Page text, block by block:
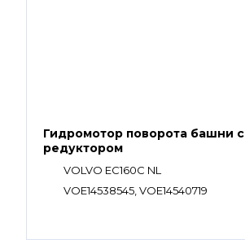
Гидромотор поворота башни с
редуктором
VOLVO EC160C NL
VOE14538545, VOE14540719